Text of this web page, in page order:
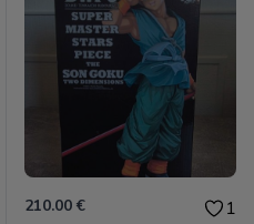
210.00 € 1